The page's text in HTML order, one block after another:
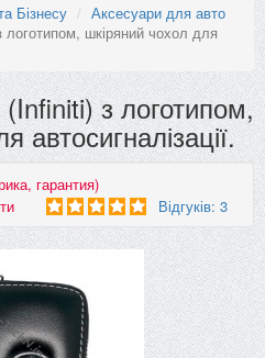
Бізнесу
Аксесуари для авто
логотипом, шкіряний чохол для
(Infiniti) з логотипом,
автосигналізації.
гарантия)
Відгуків: 3